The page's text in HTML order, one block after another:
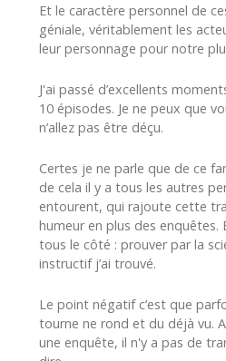
Et le caractère personnel de
géniale, véritablement les
leur personnage pour notre
J'ai passé d’excellents
10 épisodes. Je ne peux que
n’allez pas être déçu.
Certes je ne parle que de ce
de cela il y a tous les autres
entourent, qui rajoute cette
humeur en plus des enquêtes.
tous le côté : prouver par la
instructif j’ai trouvé.
Le point négatif c’est que
tourne ne rond et du déjà vu.
une enquête, il n'y a pas de